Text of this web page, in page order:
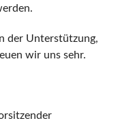
der Unterstützung,
wir uns sehr.